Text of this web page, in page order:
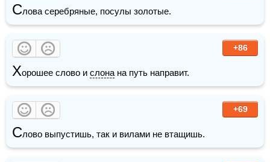
Слова серебряные, посулы золотые.
+86
Хорошее слово и слона на путь направит.
+69
Слово выпустишь, так и вилами не втащишь.